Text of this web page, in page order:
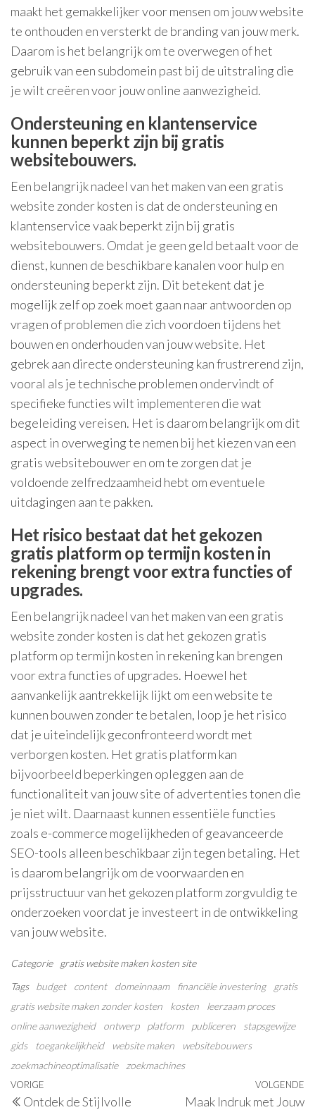
maakt het gemakkelijker voor mensen om jouw website
te onthouden en versterkt de branding van jouw merk.
Daarom is het belangrijk om te overwegen of het
gebruik van een subdomein past bij de uitstraling die
je wilt creëren voor jouw online aanwezigheid.
Ondersteuning en klantenservice
kunnen beperkt zijn bij gratis
websitebouwers.
Een belangrijk nadeel van het maken van een gratis
website zonder kosten is dat de ondersteuning en
klantenservice vaak beperkt zijn bij gratis
websitebouwers. Omdat je geen geld betaalt voor de
dienst, kunnen de beschikbare kanalen voor hulp en
ondersteuning beperkt zijn. Dit betekent dat je
mogelijk zelf op zoek moet gaan naar antwoorden op
vragen of problemen die zich voordoen tijdens het
bouwen en onderhouden van jouw website. Het
gebrek aan directe ondersteuning kan frustrerend zijn,
vooral als je technische problemen ondervindt of
specifieke functies wilt implementeren die wat
begeleiding vereisen. Het is daarom belangrijk om dit
aspect in overweging te nemen bij het kiezen van een
gratis websitebouwer en om te zorgen dat je
voldoende zelfredzaamheid hebt om eventuele
uitdagingen aan te pakken.
Het risico bestaat dat het gekozen
gratis platform op termijn kosten in
rekening brengt voor extra functies of
upgrades.
Een belangrijk nadeel van het maken van een gratis
website zonder kosten is dat het gekozen gratis
platform op termijn kosten in rekening kan brengen
voor extra functies of upgrades. Hoewel het
aanvankelijk aantrekkelijk lijkt om een website te
kunnen bouwen zonder te betalen, loop je het risico
dat je uiteindelijk geconfronteerd wordt met
verborgen kosten. Het gratis platform kan
bijvoorbeeld beperkingen opleggen aan de
functionaliteit van jouw site of advertenties tonen die
je niet wilt. Daarnaast kunnen essentiële functies
zoals e-commerce mogelijkheden of geavanceerde
SEO-tools alleen beschikbaar zijn tegen betaling. Het
is daarom belangrijk om de voorwaarden en
prijsstructuur van het gekozen platform zorgvuldig te
onderzoeken voordat je investeert in de ontwikkeling
van jouw website.
Categorie gratis website maken kosten site
Tags
budget content domeinnaam financiële investering
gratis
gratis website maken zonder kosten
kosten
leerzaam proces
online aanwezigheid
ontwerp platform publiceren
stapsgewijze
gids
toegankelijkheid website maken
websitebouwers
zoekmachineoptimalisatie
zoekmachines
Berichtnavigatie
Vorig
bericht
VORIGE
Ontdek de Stijlvolle
VOLGENDE
Maak Indruk met Jouw